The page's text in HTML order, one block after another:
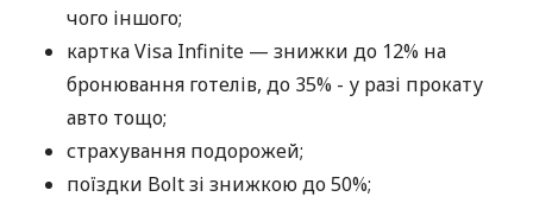
чого іншого;
картка Visa Infinite — знижки до 12% на
бронювання готелів, до 35% - у разі прокату
авто тощо;
страхування подорожей;
поїздки Bolt зі знижкою до 50%;